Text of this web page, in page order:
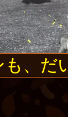
も、だ